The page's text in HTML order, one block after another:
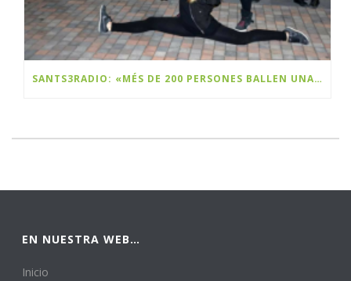
SANTS3RADIO: «MÉS DE 200 PERSONES BALLEN UNA FLASHMOB A SANTS PER CELEBRAR EL BLACK FRIDAY»
EN NUESTRA WEB…
Inicio